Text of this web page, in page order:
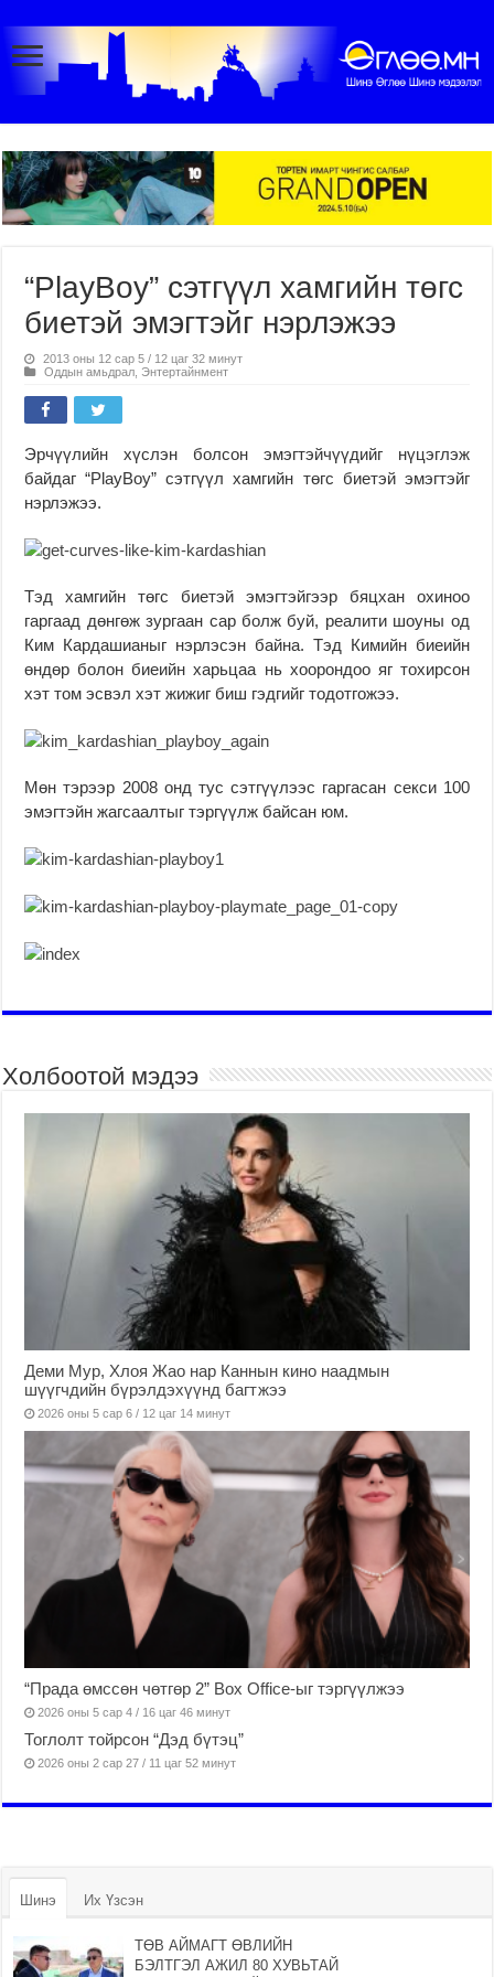
“PlayBoy” сэтгүүл хамгийн төгс
биетэй эмэгтэйг нэрлэжээ
2013 оны 12 сар 5 / 12 цаг 32 минут
Оддын амьдрал Энтертайнмент
Эрчүүлийн хүслэн болсон эмэгтэйчүүдийг нүцэглэж
байдаг “PlayBoy” сэтгүүл хамгийн төгс биетэй эмэгтэйг
нэрлэжээ.
Тэд хамгийн төгс биетэй эмэгтэйгээр бяцхан охиноо
гаргаад дөнгөж зургаан сар болж буй, реалити шоуны од
Ким Кардашианыг нэрлэсэн байна. Тэд Кимийн биеийн
өндөр болон биеийн харьцаа нь хоорондоо яг тохирсон
хэт том эсвэл хэт жижиг биш гэдгийг тодотгожээ.
Мөн тэрээр 2008 онд тус сэтгүүлээс гаргасан секси 100
эмэгтэйн жагсаалтыг тэргүүлж байсан юм.
Холбоотой мэдээ
Деми Мур, Хлоя Жао нар Каннын кино наадмын
шүүгчдийн бүрэлдэхүүнд багтжээ
2026 оны 5 сар 6 / 12 цаг 14 минут
“Прада өмссөн чөтгөр 2” Box Office-ыг тэргүүлжээ
2026 оны 5 сар 4 / 16 цаг 46 минут
Тоглолт тойрсон “Дэд бүтэц”
2026 оны 2 сар 27 / 11 цаг 52 минут
Шинэ Их Үзсэн
ТӨВ АЙМАГТ ӨВЛИЙН
БЭЛТГЭЛ АЖИЛ 80 ХУВЬТАЙ